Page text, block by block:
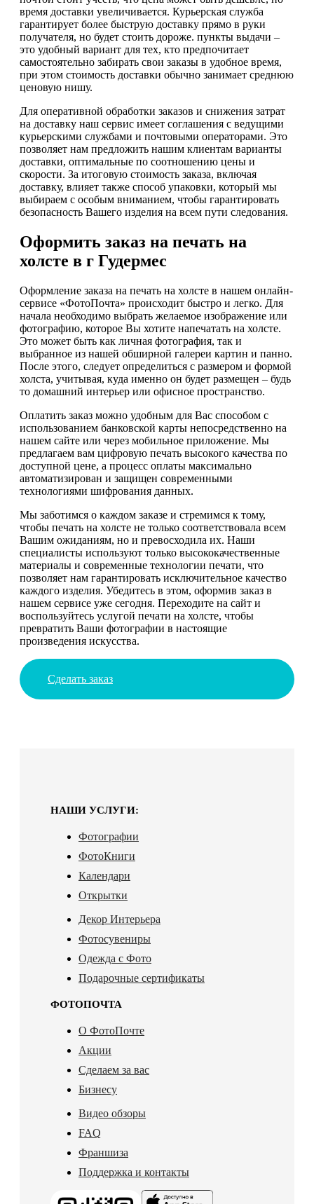
время доставки увеличивается. Курьерская служба
гарантирует более быструю доставку прямо в руки
получателя, но будет стоить дороже. пункты выдачи –
это удобный вариант для тех, кто предпочитает
самостоятельно забирать свои заказы в удобное время,
при этом стоимость доставки обычно занимает среднюю
ценовую нишу.
Для оперативной обработки заказов и снижения затрат
на доставку наш сервис имеет соглашения с ведущими
курьерскими службами и почтовыми операторами. Это
позволяет нам предложить нашим клиентам варианты
доставки, оптимальные по соотношению цены и
скорости. За итоговую стоимость заказа, включая
доставку, влияет также способ упаковки, который мы
выбираем с особым вниманием, чтобы гарантировать
безопасность Вашего изделия на всем пути следования.
Оформить заказ на печать на
холсте в г Гудермес
Оформление заказа на печать на холсте в нашем онлайн-
сервисе «ФотоПочта» происходит быстро и легко. Для
начала необходимо выбрать желаемое изображение или
фотографию, которое Вы хотите напечатать на холсте.
Это может быть как личная фотография, так и
выбранное из нашей обширной галереи картин и панно.
После этого, следует определиться с размером и формой
холста, учитывая, куда именно он будет размещен – будь
то домашний интерьер или офисное пространство.
Оплатить заказ можно удобным для Вас способом с
использованием банковской карты непосредственно на
нашем сайте или через мобильное приложение. Мы
предлагаем вам цифровую печать высокого качества по
доступной цене, а процесс оплаты максимально
автоматизирован и защищен современными
технологиями шифрования данных.
Мы заботимся о каждом заказе и стремимся к тому,
чтобы печать на холсте не только соответствовала всем
Вашим ожиданиям, но и превосходила их. Наши
специалисты используют только высококачественные
материалы и современные технологии печати, что
позволяет нам гарантировать исключительное качество
каждого изделия. Убедитесь в этом, оформив заказ в
нашем сервисе уже сегодня. Переходите на сайт и
воспользуйтесь услугой печати на холсте, чтобы
превратить Ваши фотографии в настоящие
произведения искусства.
Сделать заказ
НАШИ УСЛУГИ:
Фотографии
ФотоКниги
Календари
Открытки
Декор Интерьера
Фотосувениры
Одежда с Фото
Подарочные сертификаты
ФОТОПОЧТА
О ФотоПочте
Акции
Сделаем за вас
Бизнесу
Видео обзоры
FAQ
Франшиза
Поддержка и контакты